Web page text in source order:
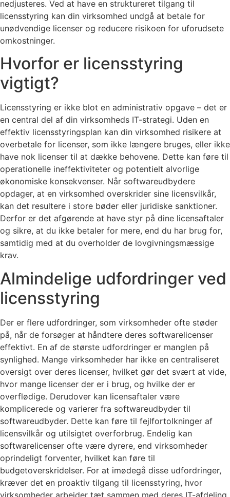
nedjusteres. Ved at have en struktureret tilgang til
licensstyring kan din virksomhed undgå at betale for
unødvendige licenser og reducere risikoen for uforudsete
omkostninger.
Hvorfor er licensstyring
vigtigt?
Licensstyring er ikke blot en administrativ opgave – det er
en central del af din virksomheds IT-strategi. Uden en
effektiv licensstyringsplan kan din virksomhed risikere at
overbetale for licenser, som ikke længere bruges, eller ikke
have nok licenser til at dække behovene. Dette kan føre til
operationelle ineffektiviteter og potentielt alvorlige
økonomiske konsekvenser. Når softwareudbydere
opdager, at en virksomhed overskrider sine licensvilkår,
kan det resultere i store bøder eller juridiske sanktioner.
Derfor er det afgørende at have styr på dine licensaftaler
og sikre, at du ikke betaler for mere, end du har brug for,
samtidig med at du overholder de lovgivningsmæssige
krav.
Almindelige udfordringer ved
licensstyring
Der er flere udfordringer, som virksomheder ofte støder
på, når de forsøger at håndtere deres softwarelicenser
effektivt. En af de største udfordringer er manglen på
synlighed. Mange virksomheder har ikke en centraliseret
oversigt over deres licenser, hvilket gør det svært at vide,
hvor mange licenser der er i brug, og hvilke der er
overflødige. Derudover kan licensaftaler være
komplicerede og varierer fra softwareudbyder til
softwareudbyder. Dette kan føre til fejlfortolkninger af
licensvilkår og utilsigtet overforbrug. Endelig kan
softwarelicenser ofte være dyrere, end virksomheder
oprindeligt forventer, hvilket kan føre til
budgetoverskridelser. For at imødegå disse udfordringer,
kræver det en proaktiv tilgang til licensstyring, hvor
virksomheder arbejder tæt sammen med deres IT-afdeling